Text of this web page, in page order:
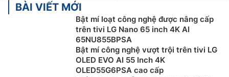
BÀI VIẾT MỚI
Bật mí loạt công nghệ được nâng cấp
trên tivi LG Nano 65 inch 4K AI
65NU855BPSA
Bật mí công nghệ vượt trội trên tivi LG
OLED EVO AI 55 Inch 4K
OLED55G6PSA cao cấp